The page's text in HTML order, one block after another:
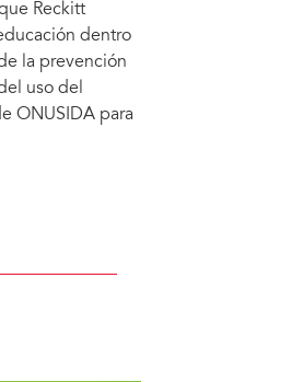
Reckitt
dentro
la prevención
uso del
ONUSIDA para